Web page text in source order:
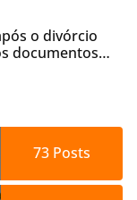
o divórcio
documentos
73 Posts